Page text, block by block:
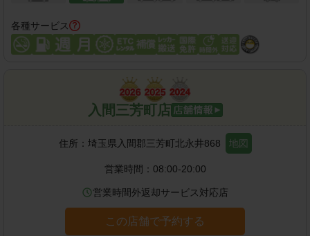
各種サービス
入間三芳町店
住所： 埼玉県入間郡三芳町北永井868 地図
営業時間： 08:00-20:00
営業時間外返却サービス対応店
この店舗で予約する